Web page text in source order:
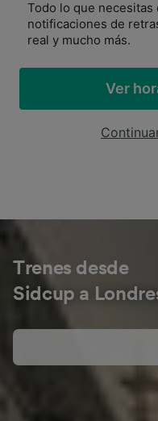
Todo lo que
notificaciones de
real y mucho más.
Ver
Trenes desde
Sidcup a